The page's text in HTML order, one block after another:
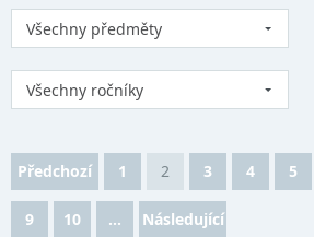
Všechny předměty
Všechny ročníky
Předchozí 1 2 3 4 5
9 10 ... Následující